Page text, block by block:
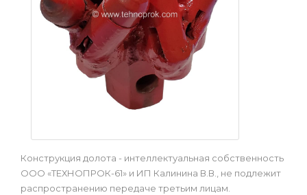
Конструкция долота - интеллектуальная собственность
ООО «ТЕХНОПРОК-61» и ИП Калинина В.В., не подлежит
распространению передаче третьим лицам.